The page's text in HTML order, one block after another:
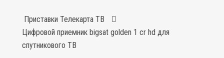
Приставки Телекарта ТВ
Цифровой приемник bigsat golden 1 cr hd для
спутникового ТВ